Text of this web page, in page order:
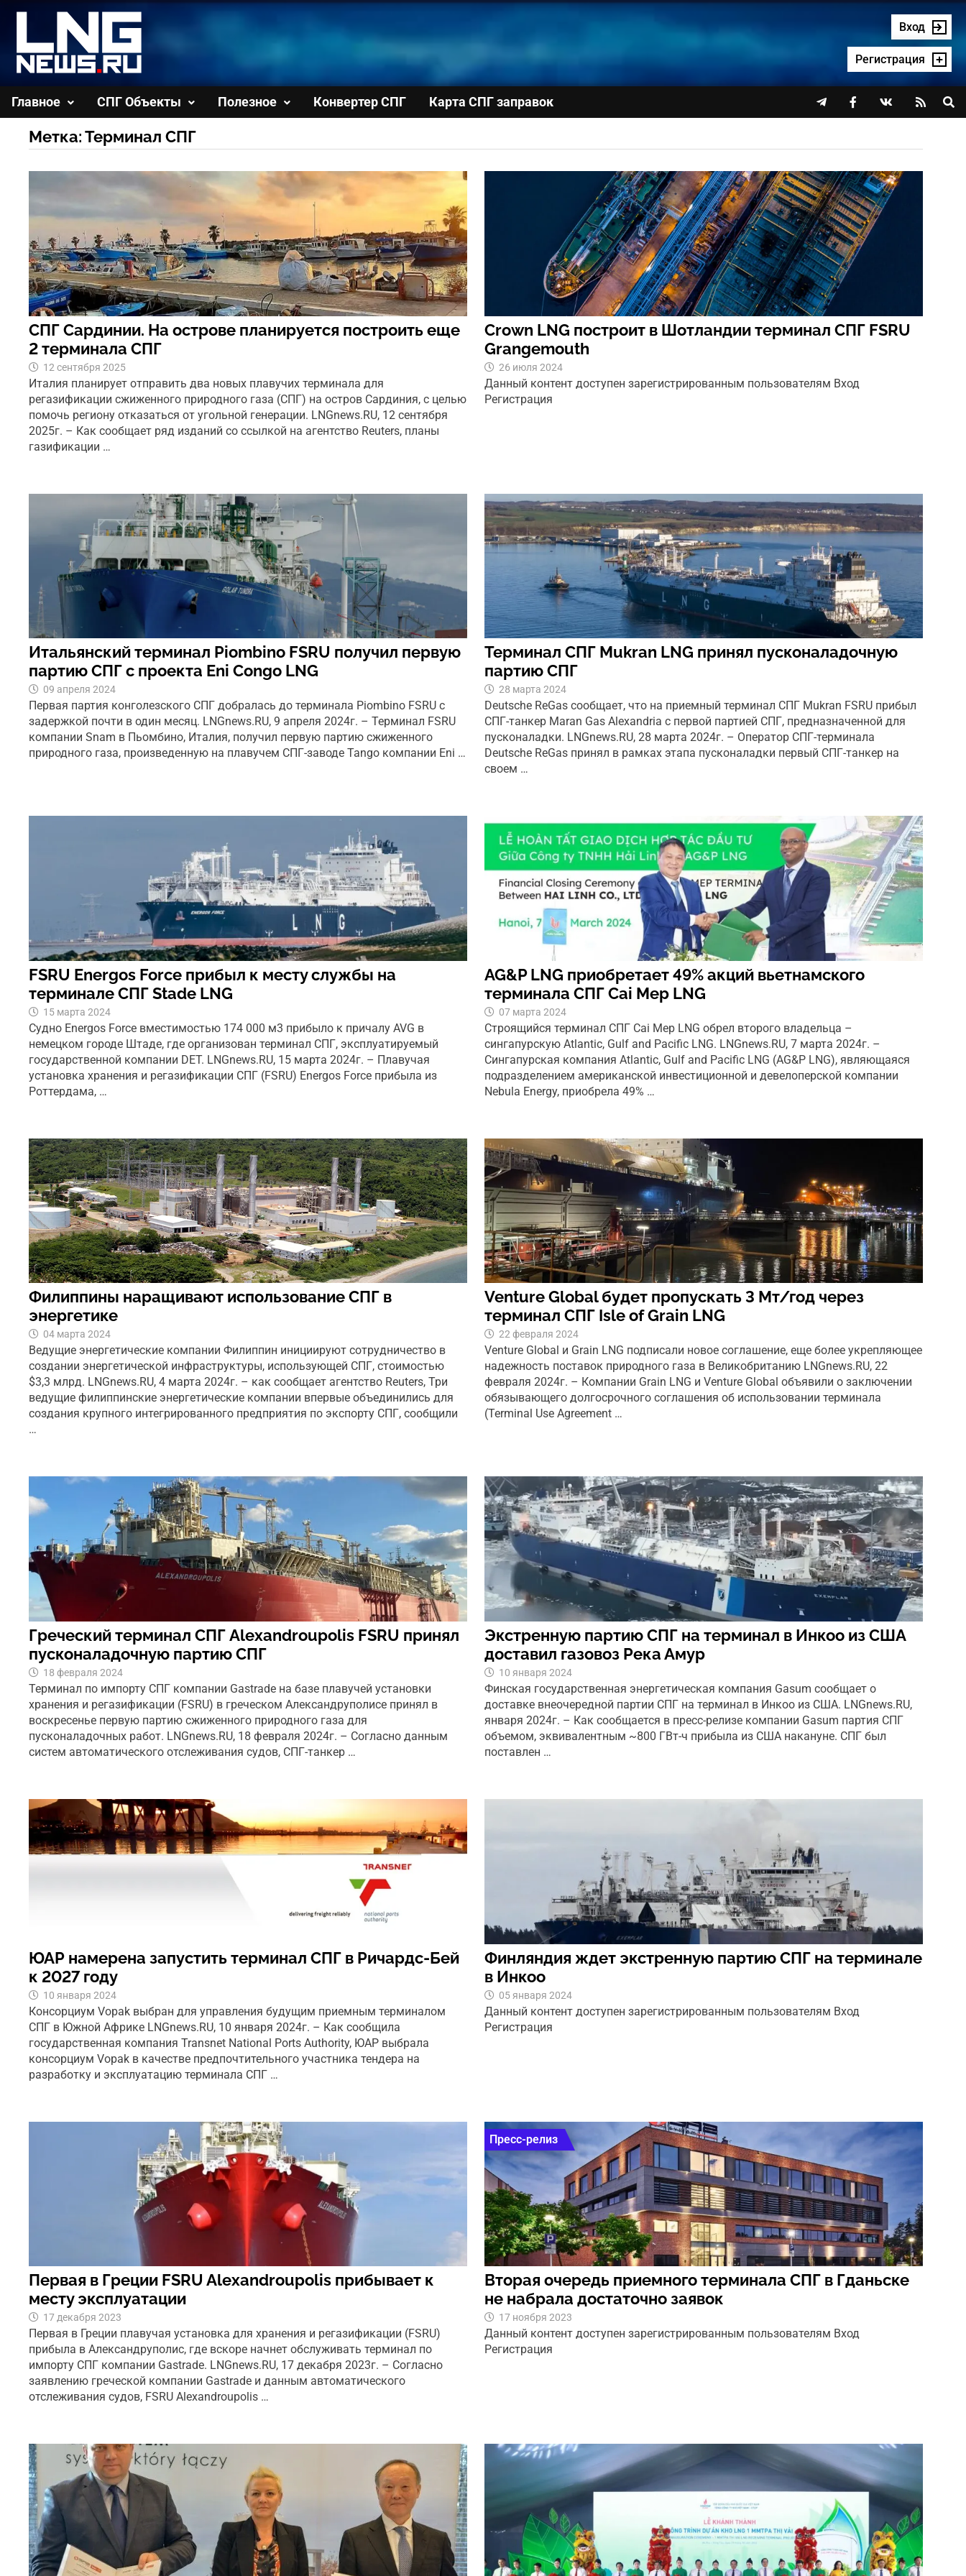
содержимому
Вход
Регистрация
Главное СПГ Объекты Полезное Конвертер СПГ Карта СПГ заправок    
Метка:Терминал СПГ
СПГ Сардинии. На острове планируется построить еще
2 терминала СПГ
12 сентября 2025
Италия планирует отправить два новых плавучих терминала для
регазификации сжиженного природного газа (СПГ) на остров Сардиния, с целью
помочь региону отказаться от угольной генерации. LNGnews.RU, 12 сентября
2025г. – Как сообщает ряд изданий со ссылкой на агентство Reuters, планы
газификации …
Crown LNG построит в Шотландии терминал СПГ FSRU
Grangemouth
26 июля 2024
Данный контент доступен зарегистрированным пользователям Вход
Регистрация
Итальянский терминал Piombino FSRU получил первую
партию СПГ с проекта Eni Congo LNG
09 апреля 2024
Первая партия конголезского СПГ добралась до терминала Piombino FSRU с
задержкой почти в один месяц. LNGnews.RU, 9 апреля 2024г. – Терминал FSRU
компании Snam в Пьомбино, Италия, получил первую партию сжиженного
природного газа, произведенную на плавучем СПГ-заводе Tango компании Eni …
Терминал СПГ Mukran LNG принял пусконаладочную
партию СПГ
28 марта 2024
Deutsche ReGas сообщает, что на приемный терминал СПГ Mukran FSRU прибыл
СПГ-танкер Maran Gas Alexandria с первой партией СПГ, предназначенной для
пусконаладки. LNGnews.RU, 28 марта 2024г. – Оператор СПГ-терминала
Deutsche ReGas принял в рамках этапа пусконаладки первый СПГ-танкер на
своем …
FSRU Energos Force прибыл к месту службы на
терминале СПГ Stade LNG
15 марта 2024
Судно Energos Force вместимостью 174 000 м3 прибыло к причалу AVG в
немецком городе Штаде, где организован терминал СПГ, эксплуатируемый
государственной компании DET. LNGnews.RU, 15 марта 2024г. – Плавучая
установка хранения и регазификации СПГ (FSRU) Energos Force прибыла из
Роттердама, …
AG&P LNG приобретает 49% акций вьетнамского
терминала СПГ Cai Mep LNG
07 марта 2024
Строящийся терминал СПГ Cai Mep LNG обрел второго владельца –
сингапурскую Atlantic, Gulf and Pacific LNG. LNGnews.RU, 7 марта 2024г. –
Сингапурская компания Atlantic, Gulf and Pacific LNG (AG&P LNG), являющаяся
подразделением американской инвестиционной и девелоперской компании
Nebula Energy, приобрела 49% …
Филиппины наращивают использование СПГ в
энергетике
04 марта 2024
Ведущие энергетические компании Филиппин инициируют сотрудничество в
создании энергетической инфраструктуры, использующей СПГ, стоимостью
$3,3 млрд. LNGnews.RU, 4 марта 2024г. – как сообщает агентство Reuters, Три
ведущие филиппинские энергетические компании впервые объединились для
создания крупного интегрированного предприятия по экспорту СПГ, сообщили
…
Venture Global будет пропускать 3 Мт/год через
терминал СПГ Isle of Grain LNG
22 февраля 2024
Venture Global и Grain LNG подписали новое соглашение, еще более укрепляющее
надежность поставок природного газа в Великобританию LNGnews.RU, 22
февраля 2024г. – Компании Grain LNG и Venture Global объявили о заключении
обязывающего долгосрочного соглашения об использовании терминала
(Terminal Use Agreement …
Греческий терминал СПГ Alexandroupolis FSRU принял
пусконаладочную партию СПГ
18 февраля 2024
Терминал по импорту СПГ компании Gastrade на базе плавучей установки
хранения и регазификации (FSRU) в греческом Александруполисе принял в
воскресенье первую партию сжиженного природного газа для
пусконаладочных работ. LNGnews.RU, 18 февраля 2024г. – Согласно данным
систем автоматического отслеживания судов, СПГ-танкер …
Экстренную партию СПГ на терминал в Инкоо из США
доставил газовоз Река Амур
10 января 2024
Финская государственная энергетическая компания Gasum сообщает о
доставке внеочередной партии СПГ на терминал в Инкоо из США. LNGnews.RU,
января 2024г. – Как сообщается в пресс-релизе компании Gasum партия СПГ
объемом, эквивалентным ~800 ГВт-ч прибыла из США накануне. СПГ был
поставлен …
ЮАР намерена запустить терминал СПГ в Ричардс-Бей
к 2027 году
10 января 2024
Консорциум Vopak выбран для управления будущим приемным терминалом
СПГ в Южной Африке LNGnews.RU, 10 января 2024г. – Как сообщила
государственная компания Transnet National Ports Authority, ЮАР выбрала
консорциум Vopak в качестве предпочтительного участника тендера на
разработку и эксплуатацию терминала СПГ …
Финляндия ждет экстренную партию СПГ на терминале
в Инкоо
05 января 2024
Данный контент доступен зарегистрированным пользователям Вход
Регистрация
Первая в Греции FSRU Alexandroupolis прибывает к
месту эксплуатации
17 декабря 2023
Первая в Греции плавучая установка для хранения и регазификации (FSRU)
прибыла в Александруполис, где вскоре начнет обслуживать терминал по
импорту СПГ компании Gastrade. LNGnews.RU, 17 декабря 2023г. – Согласно
заявлению греческой компании Gastrade и данным автоматического
отслеживания судов, FSRU Alexandroupolis …
Пресс-релиз
Вторая очередь приемного терминала СПГ в Гданьске
не набрала достаточно заявок
17 ноября 2023
Данный контент доступен зарегистрированным пользователям Вход
Регистрация